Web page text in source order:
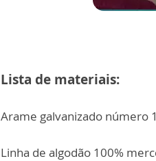
Lista de materiais:
Arame galvanizado número
⁠Linha de algodão 100%